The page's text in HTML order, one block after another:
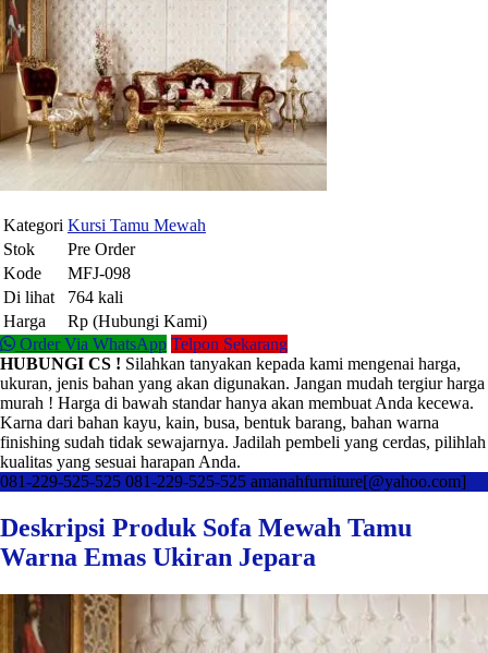
Kategori Kursi Tamu Mewah
Stok
Pre Order
Kode
MFJ-098
Di lihat
764 kali
Harga
Rp (Hubungi Kami)
Order Via WhatsApp Telpon Sekarang
HUBUNGI CS ! Silahkan tanyakan kepada kami mengenai harga,
ukuran, jenis bahan yang akan digunakan. Jangan mudah tergiur harga
murah ! Harga di bawah standar hanya akan membuat Anda kecewa.
Karna dari bahan kayu, kain, busa, bentuk barang, bahan warna
finishing sudah tidak sewajarnya. Jadilah pembeli yang cerdas, pilihlah
kualitas yang sesuai harapan Anda.
081-229-525-525 081-229-525-525 amanahfurniture[@yahoo.com]
Deskripsi Produk Sofa Mewah Tamu
Warna Emas Ukiran Jepara